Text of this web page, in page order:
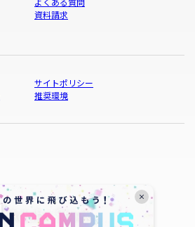
資料請求
サイトポリシー
推奨環境